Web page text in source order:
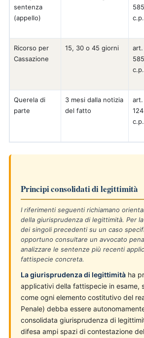
sentenza
(appello)
585
Ricorso per
Cassazione
15, 30 o 45 giorni
art.
585
Querela di
parte
3 mesi dalla notizia
del fatto
art.
124
c.p.
Principi consolidati di legittimità
I riferimenti seguenti richiamano
della giurisprudenza di legittimità. Per
dei singoli precedenti su un caso
opportuno consultare un avvocato
analizzare le sentenze più recenti
fattispecie concreta.
La giurisprudenza di legittimità ha
applicativi della fattispecie in esame,
come ogni elemento costitutivo del
Penale) debba essere
consolidata giurisprudenza di
difesa ampi spazi di contestazione